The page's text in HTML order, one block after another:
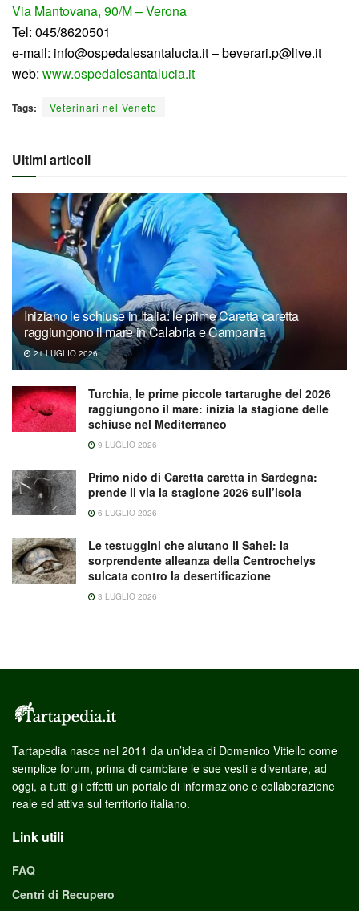
Via Mantovana, 90/M – Verona
Tel: 045/8620501
e-mail: info@ospedalesantalucia.it – beverari.p@live.it
web: www.ospedalesantalucia.it
Tags: Veterinari nel Veneto
Ultimi articoli
Iniziano le schiuse in Italia: le prime Caretta caretta
raggiungono il mare in Calabria e Campania
21 LUGLIO 2026
Turchia, le prime piccole tartarughe del 2026
raggiungono il mare: inizia la stagione delle
schiuse nel Mediterraneo
9 LUGLIO 2026
Primo nido di Caretta caretta in Sardegna:
prende il via la stagione 2026 sull’isola
6 LUGLIO 2026
Le testuggini che aiutano il Sahel: la
sorprendente alleanza della Centrochelys
sulcata contro la desertificazione
3 LUGLIO 2026
Tartapedia nasce nel 2011 da un’idea di Domenico Vitiello come
semplice forum, prima di cambiare le sue vesti e diventare, ad
oggi, a tutti gli effetti un portale di informazione e collaborazione
reale ed attiva sul territorio italiano.
Link utili
FAQ
Centri di Recupero